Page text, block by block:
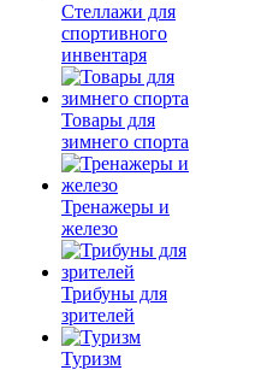
Стеллажи для
спортивного
инвентаря
Товары для
зимнего спорта
Тренажеры и
железо
Трибуны для
зрителей
Туризм